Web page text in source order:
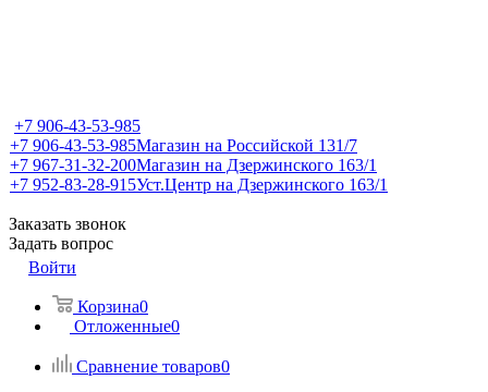
+7 906-43-53-985
+7 906-43-53-985Магазин на Российской 131/7
+7 967-31-32-200Магазин на Дзержинского 163/1
+7 952-83-28-915Уст.Центр на Дзержинского 163/1
Заказать звонок
Задать вопрос
Войти
Корзина0
Отложенные0
Сравнение товаров0